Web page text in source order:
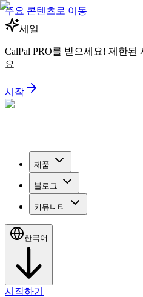
주요 콘텐츠로 이동
세일
CalPal PRO를 받으세요! 제한된
요
시작
제품
블로그
커뮤니티
한국어
시작하기